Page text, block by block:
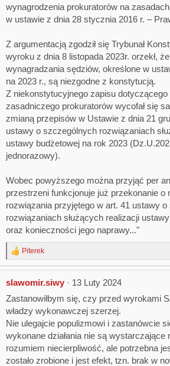
wynagrodzenia prokuratorów na
w ustawie z dnia 28 stycznia 2016 r. –
Z argumentacją zgodził się Trybunał
wyroku z dnia 8 listopada 2023r. orzekł,
wynagradzania sędziów, określone w
na 2023 r., są niezgodne z konstytucją.
Z niekonstytucyjnego zapisu
zasadniczego prokuratorów wycofał się
zmianą przepisów w Ustawie z dnia 21
ustawy o szczególnych rozwiązaniach
ustawy budżetowej na rok 2023
jednorazowy).
Wobec powyższego można przyjąć per
przestrzeni funkcjonuje już przekonanie o
rozwiązania przyjętego w art. 41 ustawy
rozwiązaniach służących realizacji
oraz konieczności jego naprawy..."
R
e
c
i
o
n
:
Piterek
slawomir.siwy 13 Luty 2024
Zastanowiłbym się, czy przed wyrokami
władzy wykonawczej szerzej.
Nie ulegajcie populizmowi i zastanówcie
wykonane działania nie są wystarczające
rozumiem niecierpliwość, ale potrzebna
zostało zrobione i jest efekt, tzn. brak w